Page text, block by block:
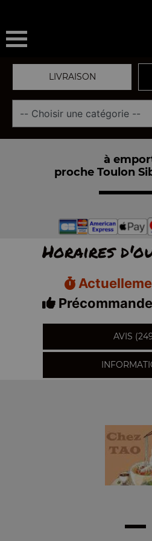
LIVRAISON
à
proche Toulon
Horaires
AVIS